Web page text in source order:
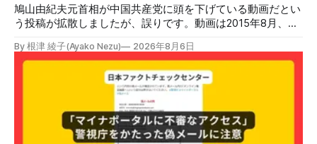
鳩山由紀夫元首相が中国共産党に頭を下げている動画だとい
う投稿が拡散しましたが、誤りです。動画は2015年8月、鳩
立運動家らに謝罪した映像です。中国共産党に対して頭を下
げている動画ではありません。 検証対象 拡散した言説 2026
年7月30日、「日本人がなぜ左翼を嫌うのか、考えたことは
ありますか？/ここに日本の左寄り首相だった鳩山由紀夫が
います。彼は2009年から2010年まで1年間務めました。/こ
のビデオでは、彼が中国を訪問中に中国共産党に対して恥じ
らいながら頭を下げています」という英文付きの動画がXで
By 根津 綾子(Ayako Nezu) 2026年8月6日